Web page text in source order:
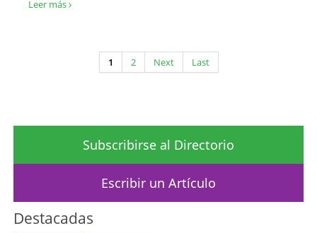
Leer más
1 2 Next Last
Subscribirse al Directorio
Escribir un Artículo
Destacadas